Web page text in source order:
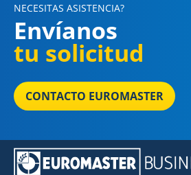
NECESITAS ASISTENCIA?
Envíanos
tu solicitud
CONTACTO EUROMASTER